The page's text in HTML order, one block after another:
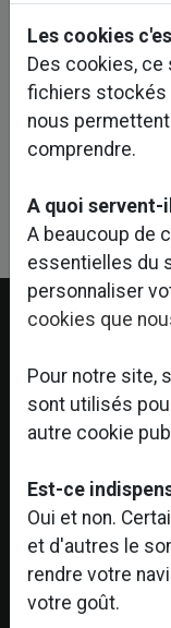
Linkedin
Les cookies
Des cookies,
fichiers stockés
nous
comprendre.
A quoi servent-
A beaucoup de
essentielles du
personnaliser
cookies que
Pour notre site,
sont utilisés
autre cookie
Est-ce
Oui et non.
et d'autres le
rendre votre
votre goût.